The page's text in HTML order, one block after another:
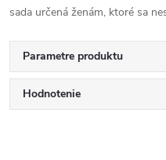
sada určená ženám, ktoré sa
Parametre produktu
Hodnotenie